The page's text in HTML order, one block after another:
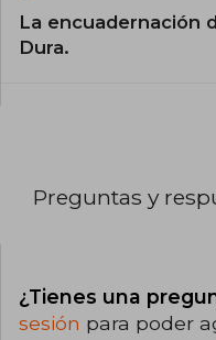
La encuadernación
Dura.
Preguntas y
¿Tienes una
sesión para poder